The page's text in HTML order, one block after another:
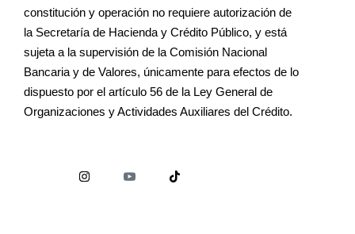
constitución y operación no requiere autorización de
la Secretaría de Hacienda y Crédito Público, y está
sujeta a la supervisión de la Comisión Nacional
Bancaria y de Valores, únicamente para efectos de lo
dispuesto por el artículo 56 de la Ley General de
Organizaciones y Actividades Auxiliares del Crédito.